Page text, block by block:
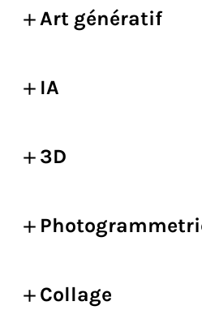
Art génératif
IA
3D
Collage